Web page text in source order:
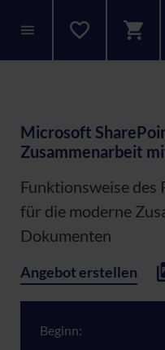
Microsoft
Zusammenarbeit
Funktionsweise des
für die moderne
Dokumenten
Angebot erstellen
Beginn: